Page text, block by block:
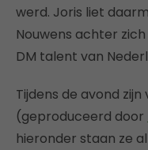
werd. Joris liet
Nouwens achter
DM talent van
Tijdens de avond
(geproduceerd door
hieronder staan ze